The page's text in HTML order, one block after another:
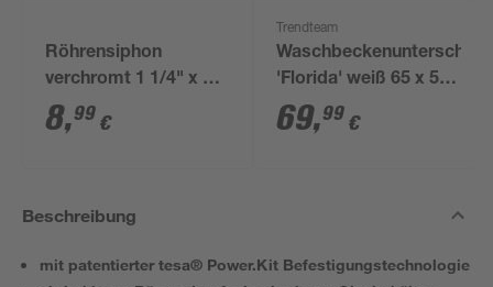
Röhrensiphon
verchromt 1 1/4" x 32
mm
8,99 €
Trendteam
'Florida' weiß 65 x 56
x 33 cm
69,99 €
Beschreibung
mit patentierter tesa® Power.Kit Befestigungstechnologie